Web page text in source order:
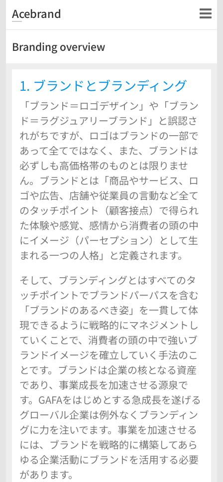
Acebrand
Branding overview
1. ブランドとブランディング
「ブランド＝ロゴデザイン」や「ブラン
ド＝ラグジュアリーブランド」と誤認さ
れがちですが、ロゴはブランドの一部で
あって全てではなく、また、ブランドは
必ずしも高価格帯のものとは限りませ
ん。ブランドとは「商品やサービス、ロ
ゴや広告、店舗や従業員の言動など全て
のタッチポイント（顧客接点）で得られ
た体験や感覚、感情から消費者の頭の中
にイメージ（パーセプション）として生
まれる一つの人格」と定義されます。
そして、ブランディングとはすべてのタ
ッチポイントでブランドパーパスを含む
「ブランドのあるべき姿」を一貫して体
現できるように戦略的にマネジメントし
ていくことで、消費者の頭の中で強いブ
ランドイメージを確立していく手法のこ
とです。ブランドは企業の核となる資産
であり、事業成長を加速させる源泉で
す。GAFAをはじめとする急成長を遂げる
グローバル企業は例外なくブランディン
グに力を注いでます。事業を加速させる
には、ブランドを戦略的に構築してあら
ゆる企業活動にブランドを活用する必要
があります。